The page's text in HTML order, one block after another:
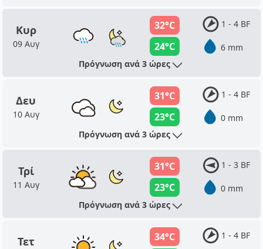
Κυρ
09 Αυγ
32°C
24°C
1 - 4 BF
6 mm
Πρόγνωση ανά 3 ώρες
Δευ
10 Αυγ
31°C
23°C
1 - 4 BF
0 mm
Πρόγνωση ανά 3 ώρες
Τρί
11 Αυγ
31°C
23°C
1 - 3 BF
0 mm
Πρόγνωση ανά 3 ώρες
Τετ
34°C
1 - 4 BF